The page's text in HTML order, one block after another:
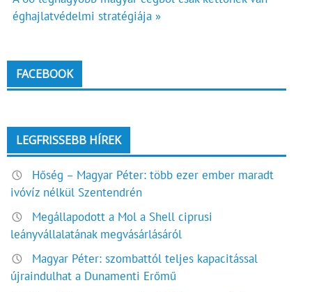
navigáció
éghajlatvédelmi stratégiája »
FACEBOOK
LEGFRISSEBB HÍREK
Hőség – Magyar Péter: több ezer ember maradt
ivóvíz nélkül Szentendrén
Megállapodott a Mol a Shell ciprusi
leányvállalatának megvásárlásáról
Magyar Péter: szombattól teljes kapacitással
újraindulhat a Dunamenti Erőmű